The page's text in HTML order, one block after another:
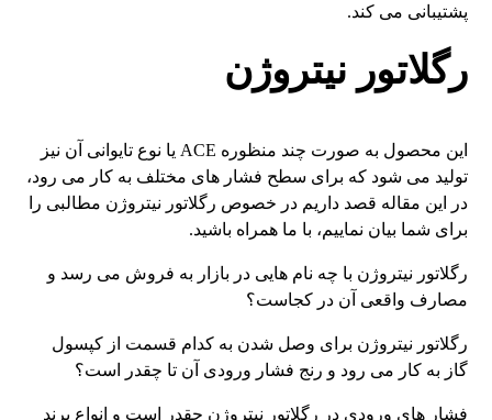
پشتیبانی می کند.
رگلاتور نیتروژن
این محصول به صورت چند منظوره ACE یا نوع تایوانی آن نیز
تولید می شود که برای سطح فشار های مختلف به کار می رود،
در این مقاله قصد داریم در خصوص رگلاتور نیتروژن مطالبی را
برای شما بیان نماییم، با ما همراه باشید.
رگلاتور نیتروژن با چه نام هایی در بازار به فروش می رسد و
مصارف واقعی آن در کجاست؟
رگلاتور نیتروژن برای وصل شدن به کدام قسمت از کپسول
گاز به کار می رود و رنج فشار ورودی آن تا چقدر است؟
فشار های ورودی در رگلاتور نیتروژن چقدر است و انواع برند